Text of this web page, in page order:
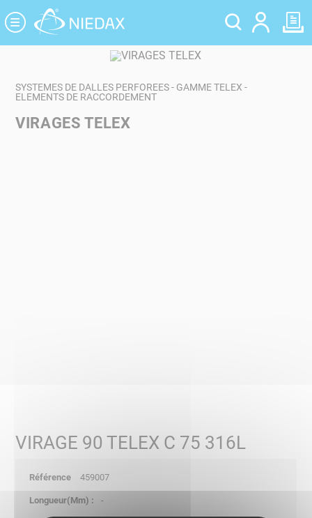
SYSTEMES DE DALLES PERFOREES - GAMME TELEX -
ELEMENTS DE RACCORDEMENT
VIRAGES TELEX
VIRAGE 90 TELEX C 75 316L
459007
-
Panneau de gestion des cookies